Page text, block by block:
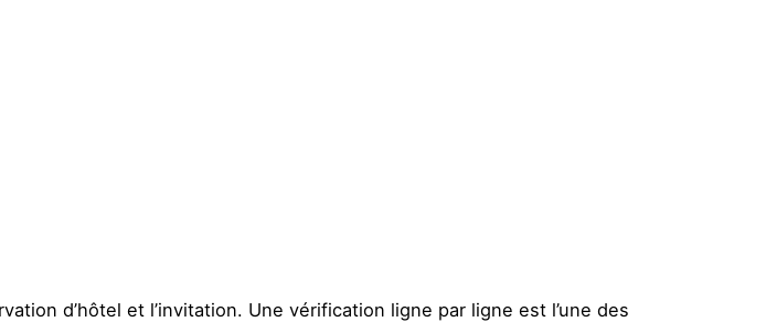
d’hôtel et l’invitation. Une vérification ligne par ligne est l’une des